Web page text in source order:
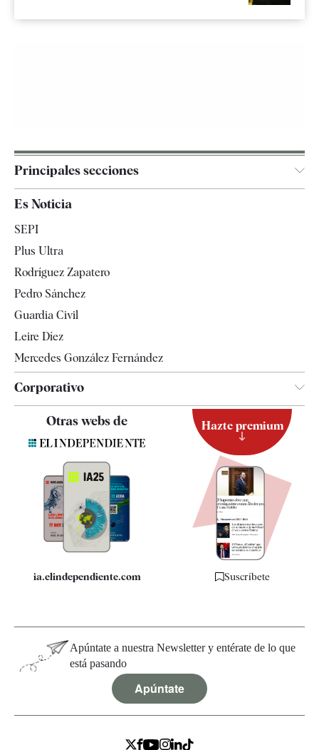
Principales secciones
España
Televisión
Es Noticia
SEPI
Plus Ultra
Rodríguez Zapatero
Pedro Sánchez
Guardia Civil
Leire Díez
Mercedes González Fernández
Corporativo
Contacto
Quiénes somos
Especificaciones
Otras webs de
ia.elindependiente.com
Hazte premium
Suscríbete
Apúntate a nuestra Newsletter y entérate de lo que
está pasando
Apúntate